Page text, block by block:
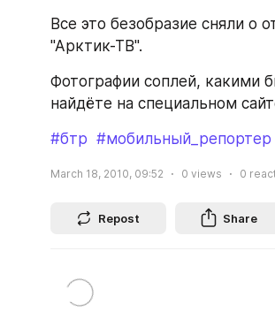
Все это безобразие сняли о
"Арктик-ТВ".
Фотографии соплей, какими
найдёте на специальном
#бтр #мобильный_репортер
March 18, 2010, 09:52 0 views 0
Repost Share